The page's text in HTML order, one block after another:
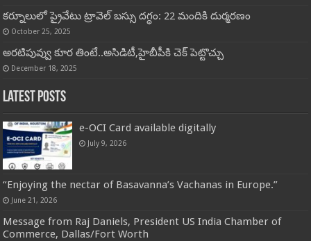
కర్నూలులో ప్రైవేటు ట్రావెల్ బస్సు దగ్ధం: 22 మందికి దుర్మరణం
October 25, 2025
అరటిపువ్వు కూర తింటే..అసిడిటీ,హైబీపీకి చెక్ పెట్టొచ్చు
December 18, 2025
Latest Posts
e-OCI Card available digitally
July 9, 2026
“Enjoying the nectar of Basavanna’s Vachanas in Europe.”
June 21, 2026
Message from Raj Daniels, President US India Chamber of
Commerce, Dallas/Fort Worth